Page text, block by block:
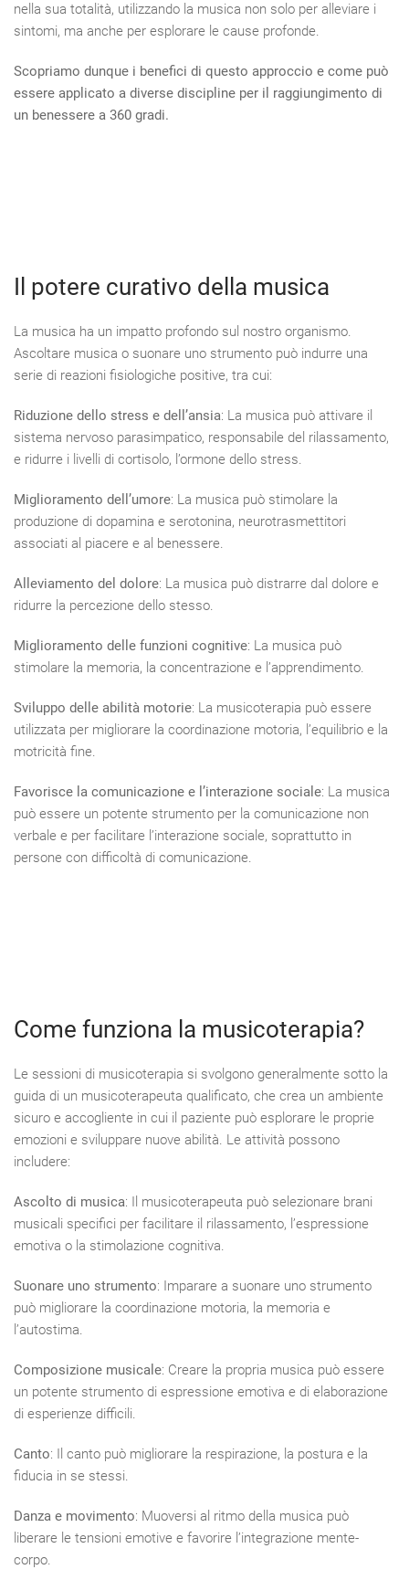
nella sua totalità, utilizzando la musica non solo per alleviare i
sintomi, ma anche per esplorare le cause profonde.
Scopriamo dunque i benefici di questo approccio e come può
essere applicato a diverse discipline per il raggiungimento di
un benessere a 360 gradi.
Il potere curativo della musica
La musica ha un impatto profondo sul nostro organismo.
Ascoltare musica o suonare uno strumento può indurre una
serie di reazioni fisiologiche positive, tra cui:
Riduzione dello stress e dell’ansia: La musica può attivare il
sistema nervoso parasimpatico, responsabile del rilassamento,
e ridurre i livelli di cortisolo, l’ormone dello stress.
Miglioramento dell’umore: La musica può stimolare la
produzione di dopamina e serotonina, neurotrasmettitori
associati al piacere e al benessere.
Alleviamento del dolore: La musica può distrarre dal dolore e
ridurre la percezione dello stesso.
Miglioramento delle funzioni cognitive: La musica può
stimolare la memoria, la concentrazione e l’apprendimento.
Sviluppo delle abilità motorie: La musicoterapia può essere
utilizzata per migliorare la coordinazione motoria, l’equilibrio e la
motricità fine.
Favorisce la comunicazione e l’interazione sociale: La musica
può essere un potente strumento per la comunicazione non
verbale e per facilitare l’interazione sociale, soprattutto in
persone con difficoltà di comunicazione.
Come funziona la musicoterapia?
Le sessioni di musicoterapia si svolgono generalmente sotto la
guida di un musicoterapeuta qualificato, che crea un ambiente
sicuro e accogliente in cui il paziente può esplorare le proprie
emozioni e sviluppare nuove abilità. Le attività possono
includere:
Ascolto di musica: Il musicoterapeuta può selezionare brani
musicali specifici per facilitare il rilassamento, l’espressione
emotiva o la stimolazione cognitiva.
Suonare uno strumento: Imparare a suonare uno strumento
può migliorare la coordinazione motoria, la memoria e
l’autostima.
Composizione musicale: Creare la propria musica può essere
un potente strumento di espressione emotiva e di elaborazione
di esperienze difficili.
Canto: Il canto può migliorare la respirazione, la postura e la
fiducia in se stessi.
Danza e movimento: Muoversi al ritmo della musica può
liberare le tensioni emotive e favorire l’integrazione mente-
corpo.